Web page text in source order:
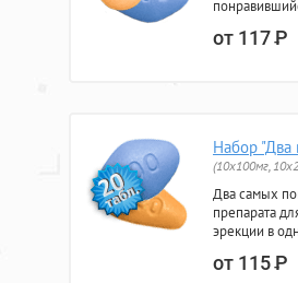
от 117Р
Набор "Два
(10x100мг,
Два самых
препарата
эрекции в
от 115Р